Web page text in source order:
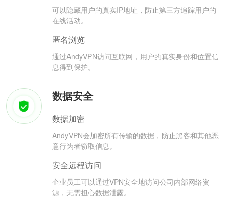
可以隐藏用户的真实IP地址，防止第三方追踪用户的
在线活动。
匿名浏览
通过AndyVPN访问互联网，用户的真实身份和位置信
息得到保护。
数据安全
数据加密
AndyVPN会加密所有传输的数据，防止黑客和其他恶
意行为者窃取信息。
安全远程访问
企业员工可以通过VPN安全地访问公司内部网络资
源，无需担心数据泄露。